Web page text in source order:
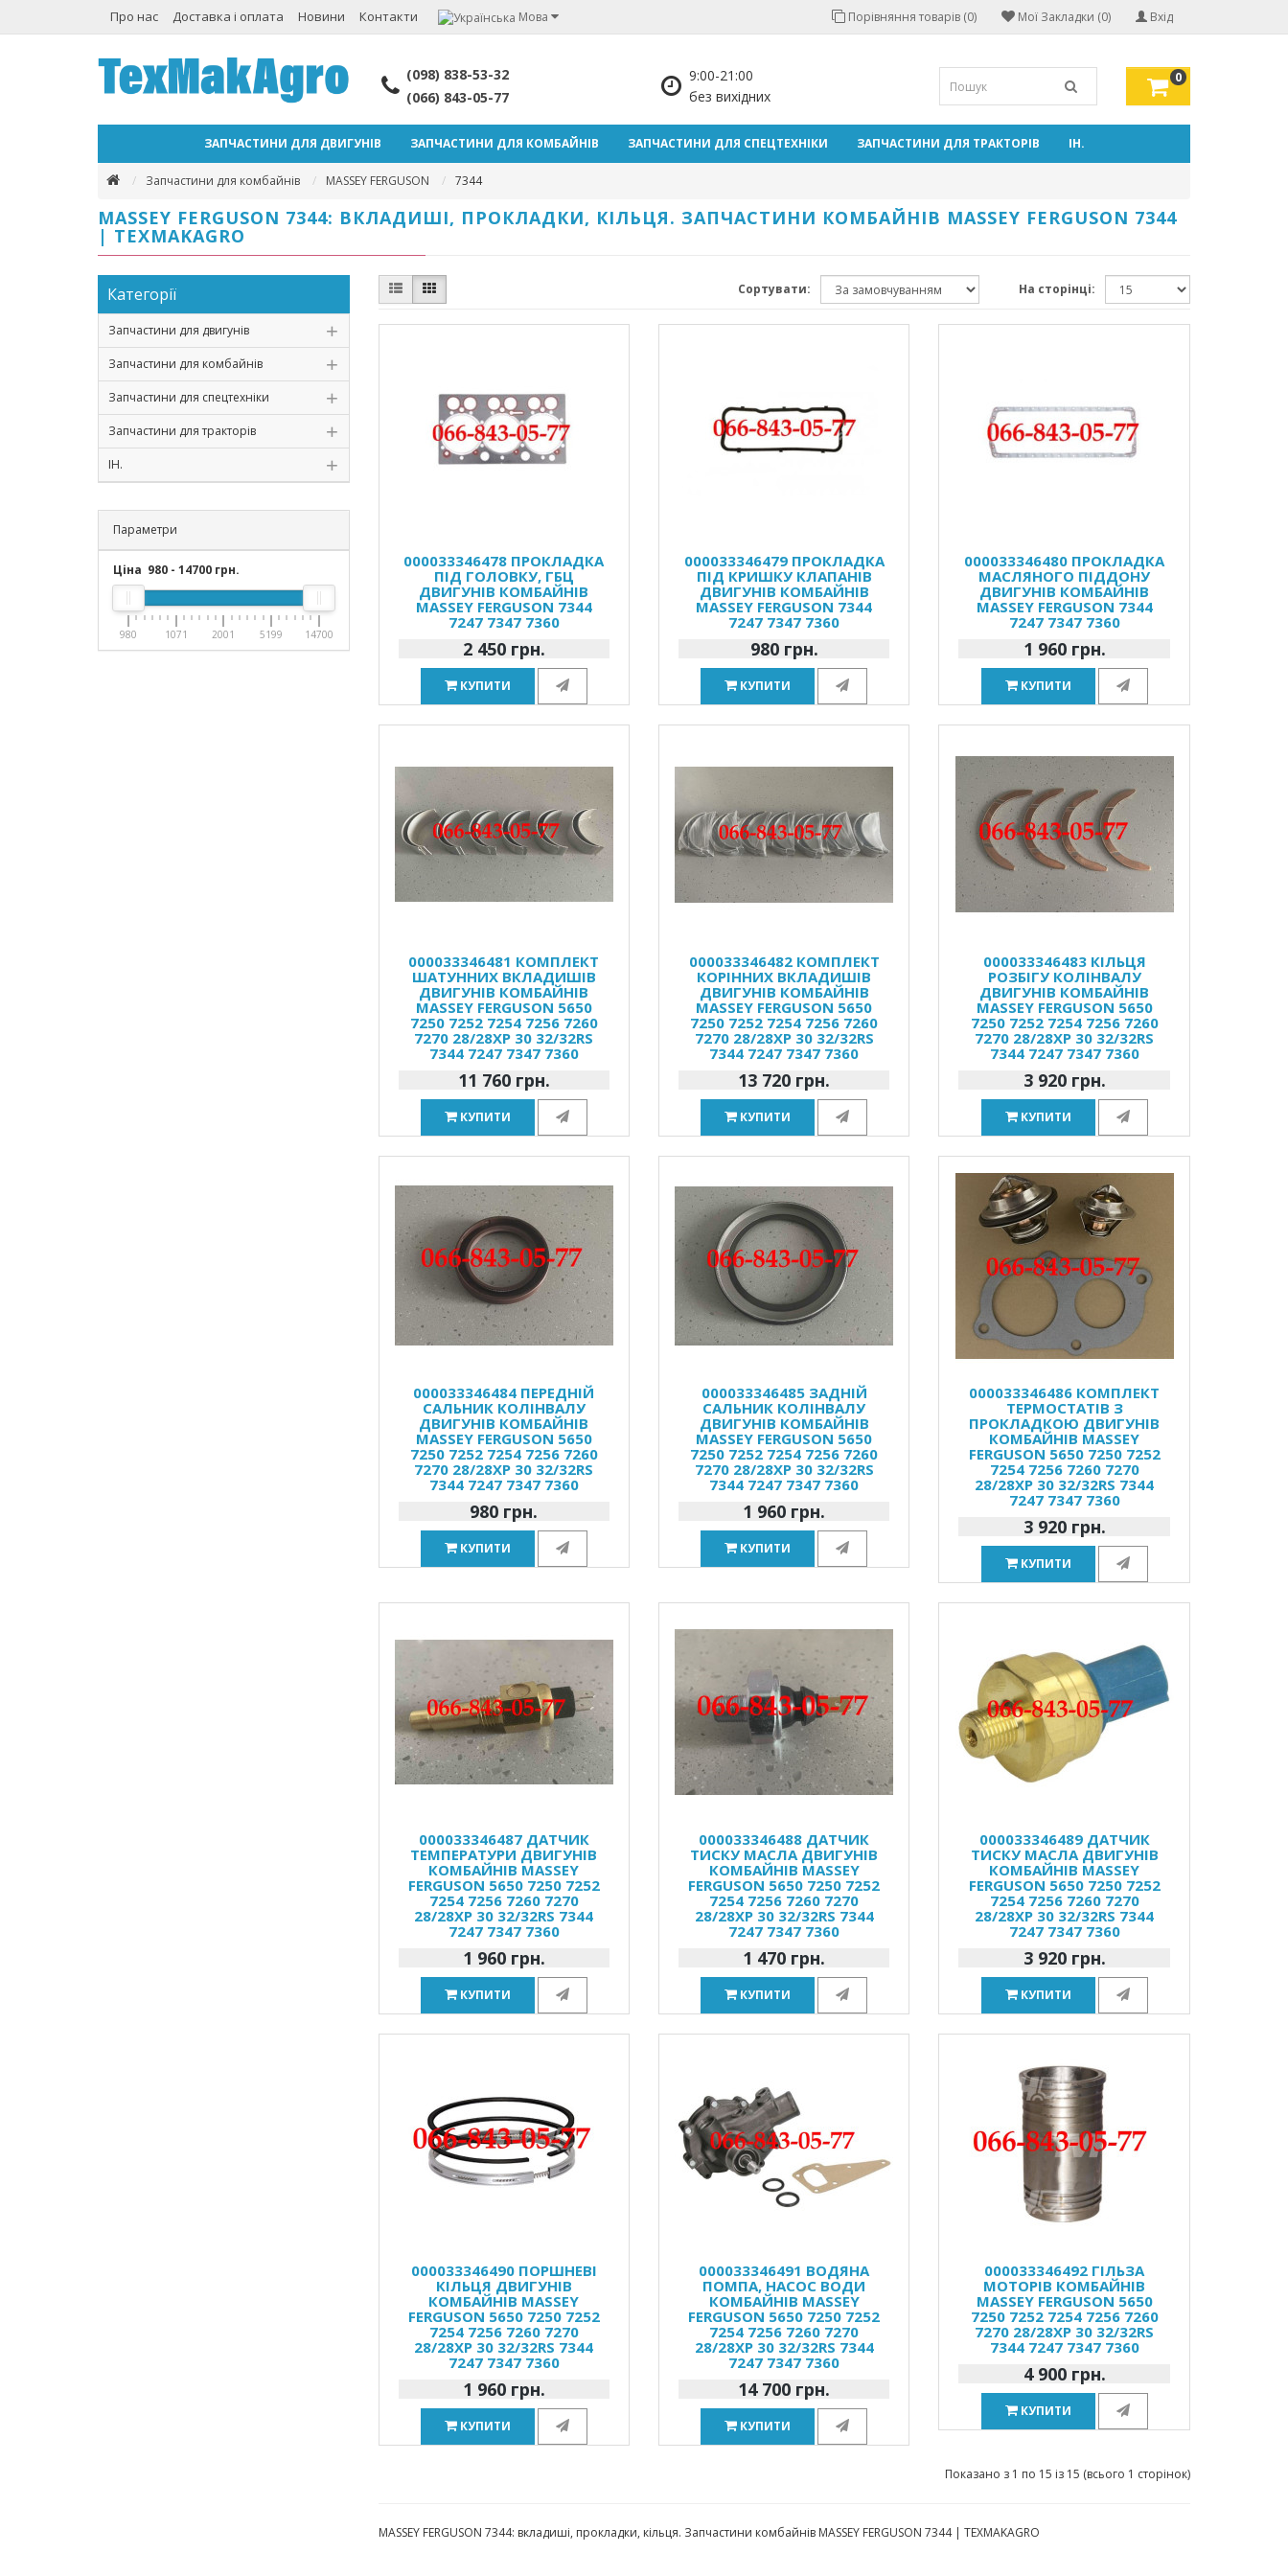
Про нас Доставка і оплата Новини Контакти Мова Вхід
Мої Закладки (0)
Порівняння товарів (0)
(098) 838-53-32
(066) 843-05-77
9:00-21:00
без вихідних
0
ЗАПЧАСТИНИ ДЛЯ ДВИГУНІВ ЗАПЧАСТИНИ ДЛЯ КОМБАЙНІВ ЗАПЧАСТИНИ ДЛЯ СПЕЦТЕХНІКИ ЗАПЧАСТИНИ ДЛЯ ТРАКТОРІВ ІН.
Запчастини для комбайнів MASSEY FERGUSON 7344
MASSEY FERGUSON 7344: ВКЛАДИШІ, ПРОКЛАДКИ, КІЛЬЦЯ. ЗАПЧАСТИНИ КОМБАЙНІВ MASSEY FERGUSON 7344
| TEXMAKAGRO
Категорії
Запчастини для двигунів
Запчастини для комбайнів
Запчастини для спецтехніки
Запчастини для тракторів
ІН.
Параметри
Ціна 980 - 14700 грн.
980 1071 2001 5199 14700
Сортувати: На сторінці:
000033346478 ПРОКЛАДКА
ПІД ГОЛОВКУ, ГБЦ
ДВИГУНІВ КОМБАЙНІВ
MASSEY FERGUSON 7344
7247 7347 7360
2 450 грн.
КУПИТИ
000033346479 ПРОКЛАДКА
ПІД КРИШКУ КЛАПАНІВ
ДВИГУНІВ КОМБАЙНІВ
MASSEY FERGUSON 7344
7247 7347 7360
980 грн.
КУПИТИ
000033346480 ПРОКЛАДКА
МАСЛЯНОГО ПІДДОНУ
ДВИГУНІВ КОМБАЙНІВ
MASSEY FERGUSON 7344
7247 7347 7360
1 960 грн.
КУПИТИ
000033346481 КОМПЛЕКТ
ШАТУННИХ ВКЛАДИШІВ
ДВИГУНІВ КОМБАЙНІВ
MASSEY FERGUSON 5650
7250 7252 7254 7256 7260
7270 28/28XP 30 32/32RS
7344 7247 7347 7360
11 760 грн.
КУПИТИ
000033346482 КОМПЛЕКТ
КОРІННИХ ВКЛАДИШІВ
ДВИГУНІВ КОМБАЙНІВ
MASSEY FERGUSON 5650
7250 7252 7254 7256 7260
7270 28/28XP 30 32/32RS
7344 7247 7347 7360
13 720 грн.
КУПИТИ
000033346483 КІЛЬЦЯ
РОЗБІГУ КОЛІНВАЛУ
ДВИГУНІВ КОМБАЙНІВ
MASSEY FERGUSON 5650
7250 7252 7254 7256 7260
7270 28/28XP 30 32/32RS
7344 7247 7347 7360
3 920 грн.
КУПИТИ
000033346484 ПЕРЕДНІЙ
САЛЬНИК КОЛІНВАЛУ
ДВИГУНІВ КОМБАЙНІВ
MASSEY FERGUSON 5650
7250 7252 7254 7256 7260
7270 28/28XP 30 32/32RS
7344 7247 7347 7360
980 грн.
КУПИТИ
000033346485 ЗАДНІЙ
САЛЬНИК КОЛІНВАЛУ
ДВИГУНІВ КОМБАЙНІВ
MASSEY FERGUSON 5650
7250 7252 7254 7256 7260
7270 28/28XP 30 32/32RS
7344 7247 7347 7360
1 960 грн.
КУПИТИ
000033346486 КОМПЛЕКТ
ТЕРМОСТАТІВ З
ПРОКЛАДКОЮ ДВИГУНІВ
КОМБАЙНІВ MASSEY
FERGUSON 5650 7250 7252
7254 7256 7260 7270
28/28XP 30 32/32RS 7344
7247 7347 7360
3 920 грн.
КУПИТИ
000033346487 ДАТЧИК
ТЕМПЕРАТУРИ ДВИГУНІВ
КОМБАЙНІВ MASSEY
FERGUSON 5650 7250 7252
7254 7256 7260 7270
28/28XP 30 32/32RS 7344
7247 7347 7360
1 960 грн.
КУПИТИ
000033346488 ДАТЧИК
ТИСКУ МАСЛА ДВИГУНІВ
КОМБАЙНІВ MASSEY
FERGUSON 5650 7250 7252
7254 7256 7260 7270
28/28XP 30 32/32RS 7344
7247 7347 7360
1 470 грн.
КУПИТИ
000033346489 ДАТЧИК
ТИСКУ МАСЛА ДВИГУНІВ
КОМБАЙНІВ MASSEY
FERGUSON 5650 7250 7252
7254 7256 7260 7270
28/28XP 30 32/32RS 7344
7247 7347 7360
3 920 грн.
КУПИТИ
000033346490 ПОРШНЕВІ
КІЛЬЦЯ ДВИГУНІВ
КОМБАЙНІВ MASSEY
FERGUSON 5650 7250 7252
7254 7256 7260 7270
28/28XP 30 32/32RS 7344
7247 7347 7360
1 960 грн.
КУПИТИ
000033346491 ВОДЯНА
ПОМПА, НАСОС ВОДИ
КОМБАЙНІВ MASSEY
FERGUSON 5650 7250 7252
7254 7256 7260 7270
28/28XP 30 32/32RS 7344
7247 7347 7360
14 700 грн.
КУПИТИ
000033346492 ГІЛЬЗА
МОТОРІВ КОМБАЙНІВ
MASSEY FERGUSON 5650
7250 7252 7254 7256 7260
7270 28/28XP 30 32/32RS
7344 7247 7347 7360
4 900 грн.
КУПИТИ
Показано з 1 по 15 із 15 (всього 1 сторінок)
MASSEY FERGUSON 7344: вкладиші, прокладки, кільця. Запчастини комбайнів MASSEY FERGUSON 7344 | TEXMAKAGRO